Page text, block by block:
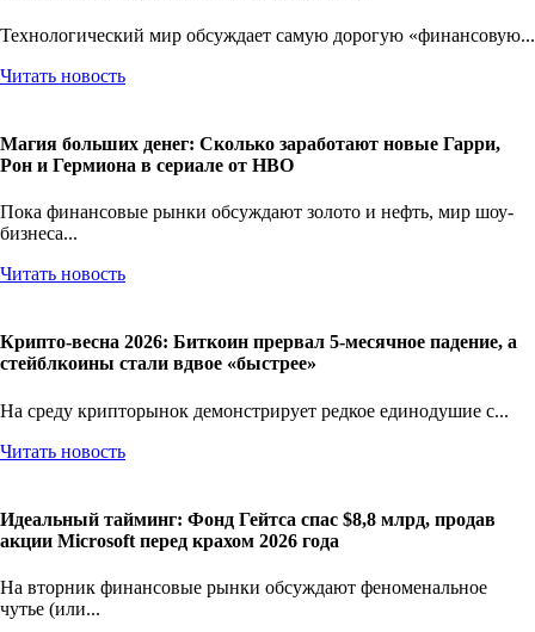
Технологический мир обсуждает самую дорогую «финансовую...
Читать новость
Магия больших денег: Сколько заработают новые Гарри,
Рон и Гермиона в сериале от HBO
Пока финансовые рынки обсуждают золото и нефть, мир шоу-
бизнеса...
Читать новость
Крипто-весна 2026: Биткоин прервал 5-месячное падение, а
стейблкоины стали вдвое «быстрее»
На среду крипторынок демонстрирует редкое единодушие с...
Читать новость
Идеальный тайминг: Фонд Гейтса спас $8,8 млрд, продав
акции Microsoft перед крахом 2026 года
На вторник финансовые рынки обсуждают феноменальное
чутье (или...